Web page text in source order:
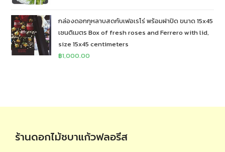
กล่องดอกกุหลาบสดกับเฟอเรโร่ พร้อมฝาปิด ขนาด 15x45
เซนติเมตร Box of fresh roses and Ferrero with lid,
size 15x45 centimeters
฿1,000.00
ร้านดอกไม้ชบาแก้วฟลอรีส